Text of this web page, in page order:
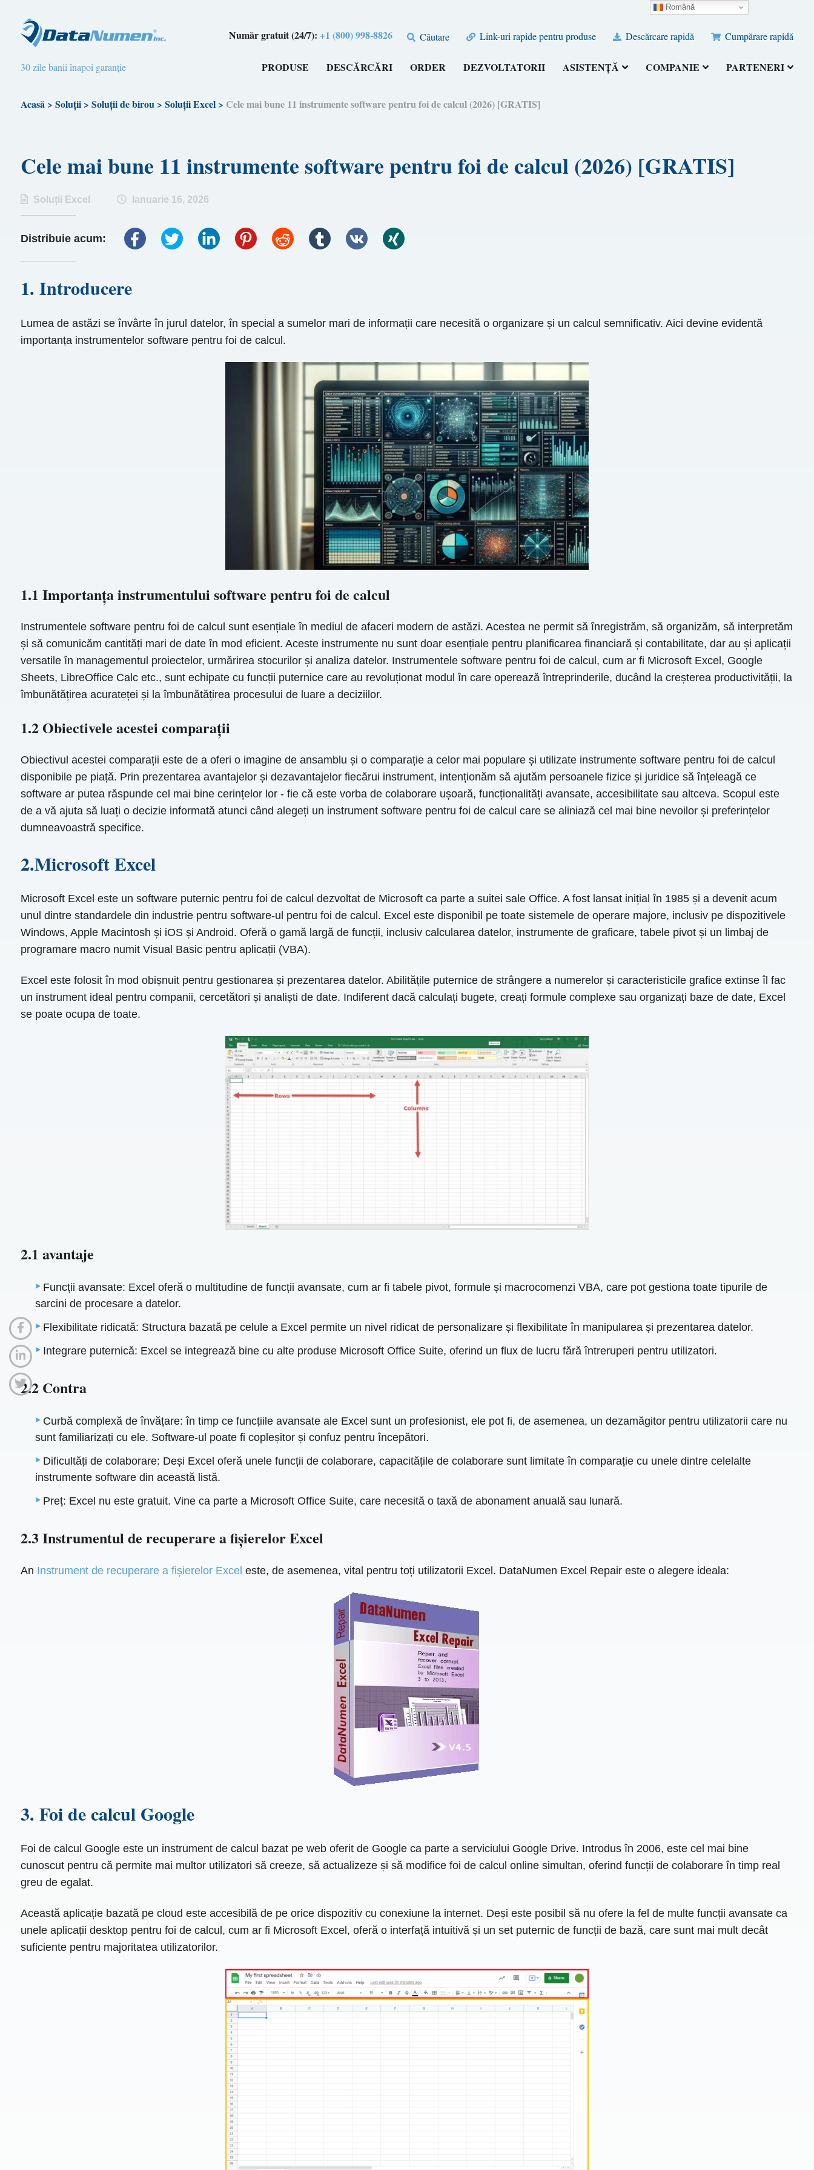
Număr gratuit (24/7):+1 (800) 998-8826 Căutare Link-uri rapide pentru produse Descărcare rapidă Cumpărare rapidă
30 zile banii înapoi garanție PRODUSE DESCĂRCĂRI ORDER DEZVOLTATORII ASISTENȚĂ COMPANIE PARTENERI
Acasă> Soluții> Soluții de birou> Soluții Excel> Cele mai bune 11 instrumente software pentru foi de calcul (2026) [GRATIS]
Cele mai bune 11 instrumente software pentru foi de calcul (2026) [GRATIS]
Soluții Excel Ianuarie 16, 2026
Distribuie acum:
1. Introducere
Lumea de astăzi se învârte în jurul datelor, în special a sumelor mari de informații care necesită o organizare și un calcul semnificativ. Aici devine evidentă
importanța instrumentelor software pentru foi de calcul.
1.1 Importanța instrumentului software pentru foi de calcul
Instrumentele software pentru foi de calcul sunt esențiale în mediul de afaceri modern de astăzi. Acestea ne permit să înregistrăm, să organizăm, să interpretăm
și să comunicăm cantități mari de date în mod eficient. Aceste instrumente nu sunt doar esențiale pentru planificarea financiară și contabilitate, dar au și aplicații
versatile în managementul proiectelor, urmărirea stocurilor și analiza datelor. Instrumentele software pentru foi de calcul, cum ar fi Microsoft Excel, Google
Sheets, LibreOffice Calc etc., sunt echipate cu funcții puternice care au revoluționat modul în care operează întreprinderile, ducând la creșterea productivității, la
îmbunătățirea acurateței și la îmbunătățirea procesului de luare a deciziilor.
1.2 Obiectivele acestei comparații
Obiectivul acestei comparații este de a oferi o imagine de ansamblu și o comparație a celor mai populare și utilizate instrumente software pentru foi de calcul
disponibile pe piață. Prin prezentarea avantajelor și dezavantajelor fiecărui instrument, intenționăm să ajutăm persoanele fizice și juridice să înțeleagă ce
software ar putea răspunde cel mai bine cerințelor lor - fie că este vorba de colaborare ușoară, funcționalități avansate, accesibilitate sau altceva. Scopul este
de a vă ajuta să luați o decizie informată atunci când alegeți un instrument software pentru foi de calcul care se aliniază cel mai bine nevoilor și preferințelor
dumneavoastră specifice.
2.Microsoft Excel
Microsoft Excel este un software puternic pentru foi de calcul dezvoltat de Microsoft ca parte a suitei sale Office. A fost lansat inițial în 1985 și a devenit acum
unul dintre standardele din industrie pentru software-ul pentru foi de calcul. Excel este disponibil pe toate sistemele de operare majore, inclusiv pe dispozitivele
Windows, Apple Macintosh și iOS și Android. Oferă o gamă largă de funcții, inclusiv calcularea datelor, instrumente de graficare, tabele pivot și un limbaj de
programare macro numit Visual Basic pentru aplicații (VBA).
Excel este folosit în mod obișnuit pentru gestionarea și prezentarea datelor. Abilitățile puternice de strângere a numerelor și caracteristicile grafice extinse îl fac
un instrument ideal pentru companii, cercetători și analiști de date. Indiferent dacă calculați bugete, creați formule complexe sau organizați baze de date, Excel
se poate ocupa de toate.
2.1 avantaje
Funcții avansate: Excel oferă o multitudine de funcții avansate, cum ar fi tabele pivot, formule și macrocomenzi VBA, care pot gestiona toate tipurile de
sarcini de procesare a datelor.
Flexibilitate ridicată: Structura bazată pe celule a Excel permite un nivel ridicat de personalizare și flexibilitate în manipularea și prezentarea datelor.
Integrare puternică: Excel se integrează bine cu alte produse Microsoft Office Suite, oferind un flux de lucru fără întreruperi pentru utilizatori.
2.2 Contra
Curbă complexă de învățare: în timp ce funcțiile avansate ale Excel sunt un profesionist, ele pot fi, de asemenea, un dezamăgitor pentru utilizatorii care nu
sunt familiarizați cu ele. Software-ul poate fi copleșitor și confuz pentru începători.
Dificultăți de colaborare: Deși Excel oferă unele funcții de colaborare, capacitățile de colaborare sunt limitate în comparație cu unele dintre celelalte
instrumente software din această listă.
Preț: Excel nu este gratuit. Vine ca parte a Microsoft Office Suite, care necesită o taxă de abonament anuală sau lunară.
2.3 Instrumentul de recuperare a fișierelor Excel
An Instrument de recuperare a fișierelor Excel este, de asemenea, vital pentru toți utilizatorii Excel. DataNumen Excel Repair este o alegere ideala:
3. Foi de calcul Google
Foi de calcul Google este un instrument de calcul bazat pe web oferit de Google ca parte a serviciului Google Drive. Introdus în 2006, este cel mai bine
cunoscut pentru că permite mai multor utilizatori să creeze, să actualizeze și să modifice foi de calcul online simultan, oferind funcții de colaborare în timp real
greu de egalat.
Această aplicație bazată pe cloud este accesibilă de pe orice dispozitiv cu conexiune la internet. Deși este posibil să nu ofere la fel de multe funcții avansate ca
unele aplicații desktop pentru foi de calcul, cum ar fi Microsoft Excel, oferă o interfață intuitivă și un set puternic de funcții de bază, care sunt mai mult decât
suficiente pentru majoritatea utilizatorilor.
Română